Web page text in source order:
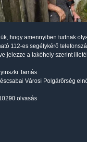
hogy amennyiben tudnak
112-es segélykérő
jelezze a lakóhely szerint
Tamás
Városi Polgárőrség
olvasás